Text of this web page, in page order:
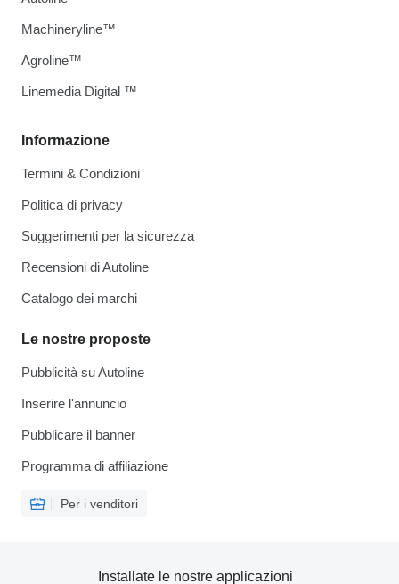
Informazione
Termini & Condizioni
Politica di privacy
Suggerimenti per la sicurezza
Recensioni di Autoline
Catalogo dei marchi
Le nostre proposte
Pubblicità su Autoline
Inserire l'annuncio
Pubblicare il banner
Programma di affiliazione
Per i venditori
Machineryline™
Agroline™
Linemedia Digital ™
Installate le nostre applicazioni